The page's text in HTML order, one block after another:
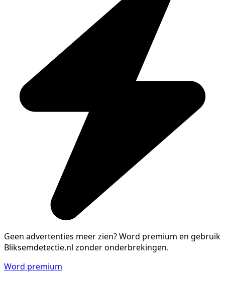
Geen advertenties meer zien?Word premium en gebruik
Bliksemdetectie.nl zonder onderbrekingen.
Word premium